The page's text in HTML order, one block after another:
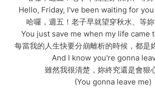
Hello, Friday, I've been waiting for
哈囉，週五！老子早就望穿秋水、等
You just save me when my life came
每當我的人生快要分崩離析的時候，都是
And I know you're gonna
雖然我很清楚，妳終究還是會狠
(You gonna leave me)